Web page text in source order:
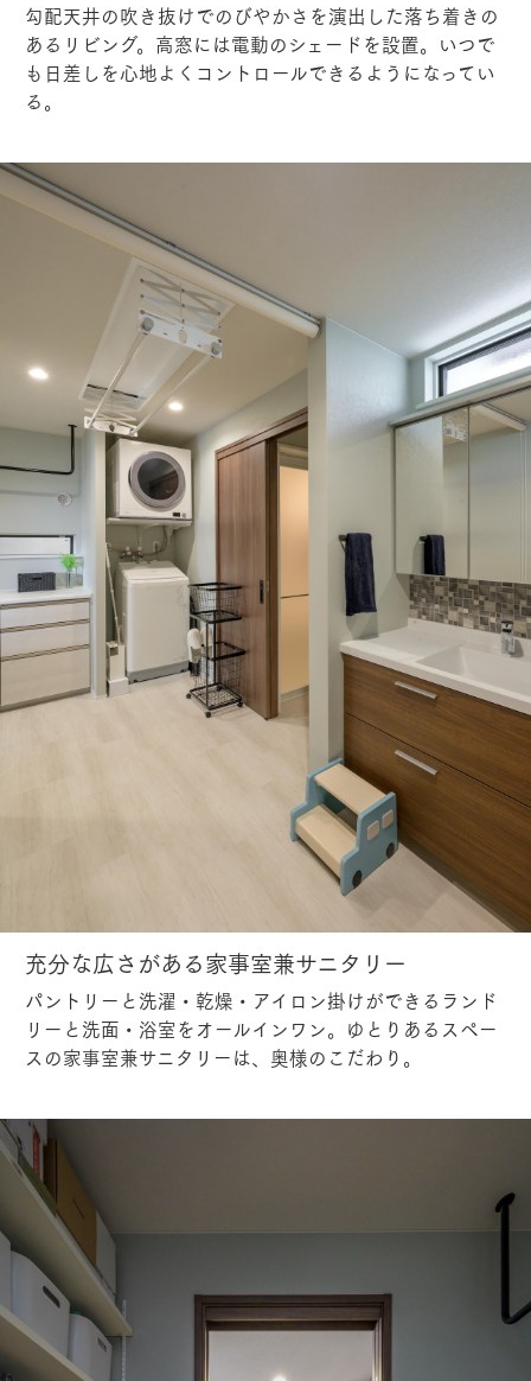
勾配天井の吹き抜けでのびやかさを演出した落ち着きの
あるリビング。高窓には電動のシェードを設置。いつで
も日差しを心地よくコントロールできるようになってい
る。
充分な広さがある家事室兼サニタリー
パントリーと洗濯・乾燥・アイロン掛けができるランド
リーと洗面・浴室をオールインワン。ゆとりあるスペー
スの家事室兼サニタリーは、奥様のこだわり。